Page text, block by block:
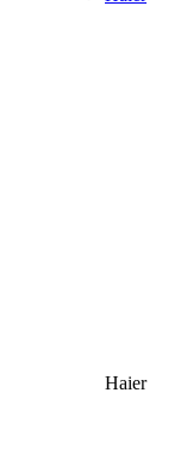
Haier